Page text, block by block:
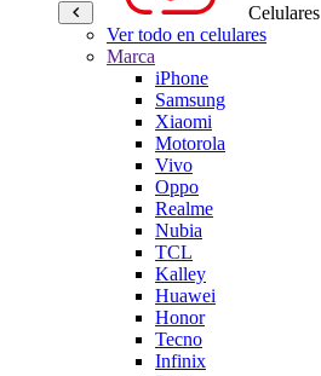
Celulares
Ver todo en celulares
Marca
iPhone
Samsung
Xiaomi
Motorola
Vivo
Oppo
Realme
Nubia
TCL
Kalley
Huawei
Honor
Tecno
Infinix